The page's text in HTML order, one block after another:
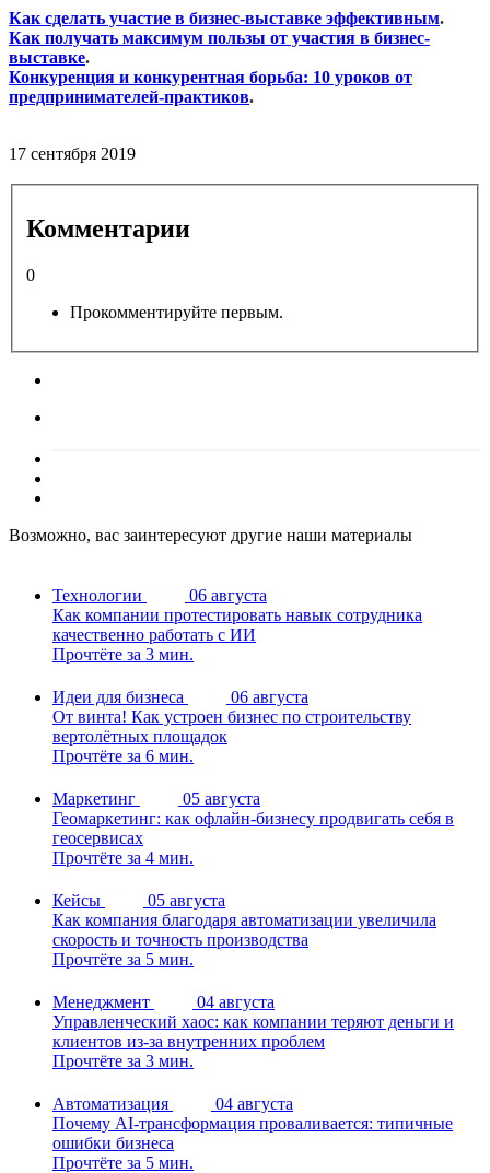
Как сделать участие в бизнес-выставке эффективным.
Как получать максимум пользы от участия в бизнес-
выставке.
Конкуренция и конкурентная борьба: 10 уроков от
предпринимателей-практиков.
17 сентября 2019
Комментарии
0
Прокомментируйте первым.
Возможно, вас заинтересуют другие наши материалы
Технологии
06 августа
Как компании протестировать навык сотрудника
качественно работать с ИИ
Прочтёте за 3 мин.
Идеи для бизнеса
06 августа
От винта! Как устроен бизнес по строительству
вертолётных площадок
Прочтёте за 6 мин.
Маркетинг
05 августа
Геомаркетинг: как офлайн-бизнесу продвигать себя в
геосервисах
Прочтёте за 4 мин.
Кейсы
05 августа
Как компания благодаря автоматизации увеличила
скорость и точность производства
Прочтёте за 5 мин.
Менеджмент
04 августа
Управленческий хаос: как компании теряют деньги и
клиентов из-за внутренних проблем
Прочтёте за 3 мин.
Автоматизация
04 августа
Почему AI-трансформация проваливается: типичные
ошибки бизнеса
Прочтёте за 5 мин.